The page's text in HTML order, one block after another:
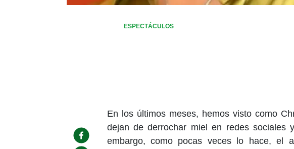
ESPECTÁCULOS
En los últimos meses, hemos visto como
dejan de derrochar miel en redes sociales
embargo, como pocas veces lo hace, el